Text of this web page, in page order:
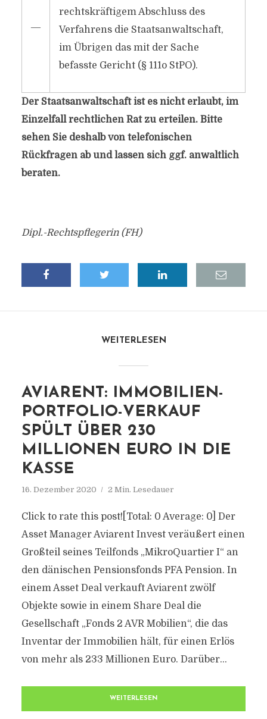
―
rechtskräftigem Abschluss des
Verfahrens die Staatsanwaltschaft,
im Übrigen das mit der Sache
befasste Gericht (§ 111o StPO).
Der Staatsanwaltschaft ist es nicht erlaubt, im
Einzelfall rechtlichen Rat zu erteilen. Bitte
sehen Sie deshalb von telefonischen
Rückfragen ab und lassen sich ggf. anwaltlich
beraten.
Dipl.-Rechtspflegerin (FH)
WEITERLESEN
AVIARENT: IMMOBILIEN-
PORTFOLIO-VERKAUF
SPÜLT ÜBER 230
MILLIONEN EURO IN DIE
KASSE
16. Dezember 2020 2 Min. Lesedauer
Click to rate this post![Total: 0 Average: 0] Der
Asset Manager Aviarent Invest veräußert einen
Großteil seines Teilfonds „MikroQuartier I“ an
den dänischen Pensionsfonds PFA Pension. In
einem Asset Deal verkauft Aviarent zwölf
Objekte sowie in einem Share Deal die
Gesellschaft „Fonds 2 AVR Mobilien“, die das
Inventar der Immobilien hält, für einen Erlös
von mehr als 233 Millionen Euro. Darüber...
WEITERLESEN